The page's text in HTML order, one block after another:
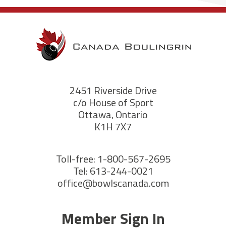
2451 Riverside Drive
c/o House of Sport
Ottawa, Ontario
K1H 7X7
Toll-free: 1-800-567-2695
Tel: 613-244-0021
office@bowlscanada.com
Member Sign In